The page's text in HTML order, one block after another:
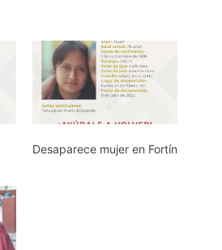
Desaparece mujer en Fortín